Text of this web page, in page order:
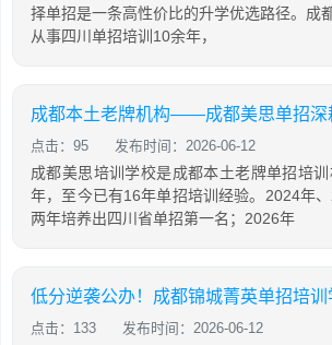
择单招是一条高性价比的升学优选路径。成
从事四川单招培训10余年，
点击：95 发布时间：2026-06-12
成都美思培训学校是成都本土老牌单招培
年，至今已有16年单招培训经验。2024年
两年培养出四川省单招第一名；2026年
点击：133 发布时间：2026-06-12